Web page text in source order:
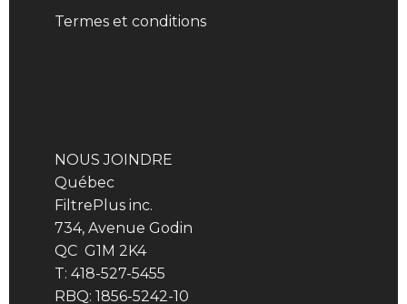
Termes et conditions
NOUS JOINDRE
Québec
FiltrePlus inc.
734, Avenue Godin
QC G1M 2K4
T: 418-527-5455
RBQ: 1856-5242-10